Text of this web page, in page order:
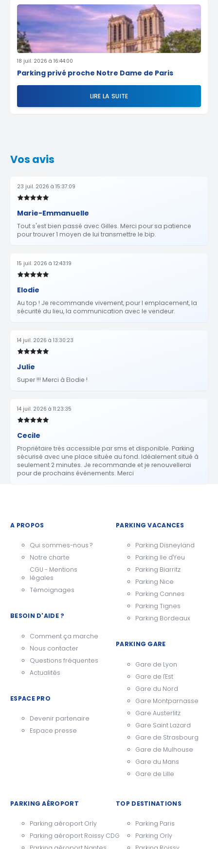
18 juil. 2026 à 16:44:00
Parking privé proche Notre Dame de Paris
LIRE LA SUITE
Vos avis
23 juil. 2026 à 15:37:09
Marie-Emmanuelle
Tout s'est bien passé avec Gilles. Merci pour sa patience
pour trouver 1 moyen de lui transmettre le bip.
15 juil. 2026 à 12:43:19
Elodie
Au top ! Je recommande vivement, pour l emplacement, la
sécurité du lieu, la communication avec le vendeur.
14 juil. 2026 à 13:30:23
Julie
Super !!! Merci à Elodie !
14 juil. 2026 à 11:23:35
Cecile
Propriétaire trés accessible par sms et disponible. Parking
sécurisé avec une place située au fond. Idéalement situé à
seulement 2 minutes. Je recommande et je renouvellerai
pour de prochains événements. Merci
A PROPOS
Qui sommes-nous ?
Notre charte
CGU - Mentions
légales
Témoignages
BESOIN D'AIDE ?
Comment ça marche
Nous contacter
Questions fréquentes
Actualités
ESPACE PRO
Devenir partenaire
Espace presse
PARKING VACANCES
Parking Disneyland
Parking Ile d'Yeu
Parking Biarritz
Parking Nice
Parking Cannes
Parking Tignes
Parking Bordeaux
PARKING GARE
Gare de Lyon
Gare de l'Est
Gare du Nord
Gare Montparnasse
Gare Austerlitz
Gare Saint Lazard
Gare de Strasbourg
Gare de Mulhouse
Gare du Mans
Gare de Lille
PARKING AÉROPORT
Parking aéroport Orly
Parking aéroport Roissy CDG
TOP DESTINATIONS
Parking Paris
Parking Orly